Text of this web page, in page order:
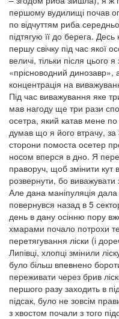
першому вудилищі почав
по відчуттям риба
підтягую її до берега.
першу свічку під час якої
величі, тільки після цього
«прісноводний
концентрація на
Під час виважування яке
мав нагоду ще три рази
осетра, який катав мене
думав що я його втрачу, за
сторони помоста осетер
носом вперся в дно. Я
праворуч, щоб змінити кут
розвернути, бо
Але дана маніпуляція дала
повернувся назад в 5
день в дану осінню пору
хмарами почало потрохи
перетягування ліски (і
Липівці, хлопці змінили
було більш впевнено
переживати через брив
першого разу заходить в
підсак, було не зовсім
з хвостом почали з того